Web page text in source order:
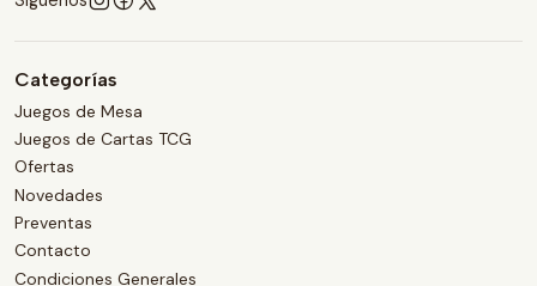
Categorías
Juegos de Mesa
Juegos de Cartas TCG
Ofertas
Novedades
Preventas
Contacto
Condiciones Generales